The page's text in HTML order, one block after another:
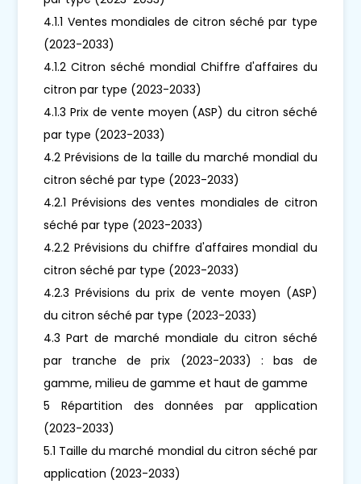
4.1.1 Ventes mondiales de citron séché par type
(2023-2033)
4.1.2 Citron séché mondial Chiffre d'affaires du
citron par type (2023-2033)
4.1.3 Prix de vente moyen (ASP) du citron séché
par type (2023-2033)
4.2 Prévisions de la taille du marché mondial du
citron séché par type (2023-2033)
4.2.1 Prévisions des ventes mondiales de citron
séché par type (2023-2033)
4.2.2 Prévisions du chiffre d'affaires mondial du
citron séché par type (2023-2033)
4.2.3 Prévisions du prix de vente moyen (ASP)
du citron séché par type (2023-2033)
4.3 Part de marché mondiale du citron séché
par tranche de prix (2023-2033) : bas de
gamme, milieu de gamme et haut de gamme
5 Répartition des données par application
(2023-2033)
5.1 Taille du marché mondial du citron séché par
application (2023-2033)